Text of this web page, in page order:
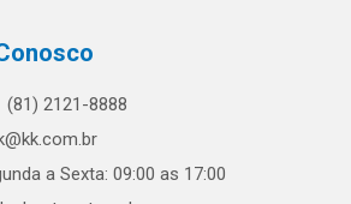
(81) 2121-8888
a Sexta: 09:00 as 17:00